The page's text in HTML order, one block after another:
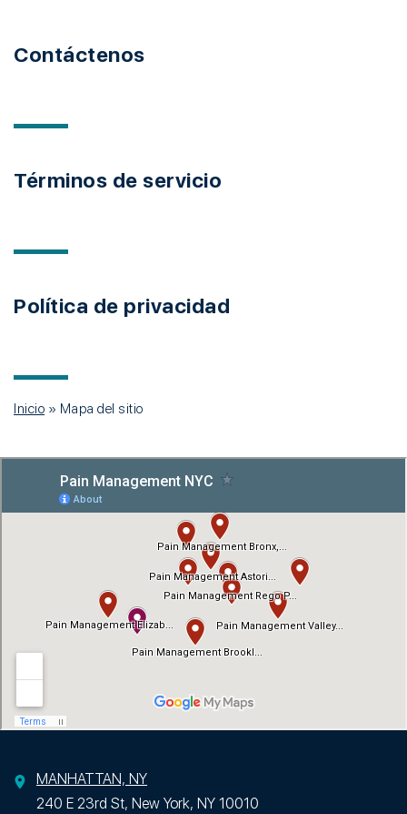
Contáctenos
Términos de servicio
Política de privacidad
Inicio » Mapa del sitio
MANHATTAN, NY
240 E 23rd St, New York, NY 10010